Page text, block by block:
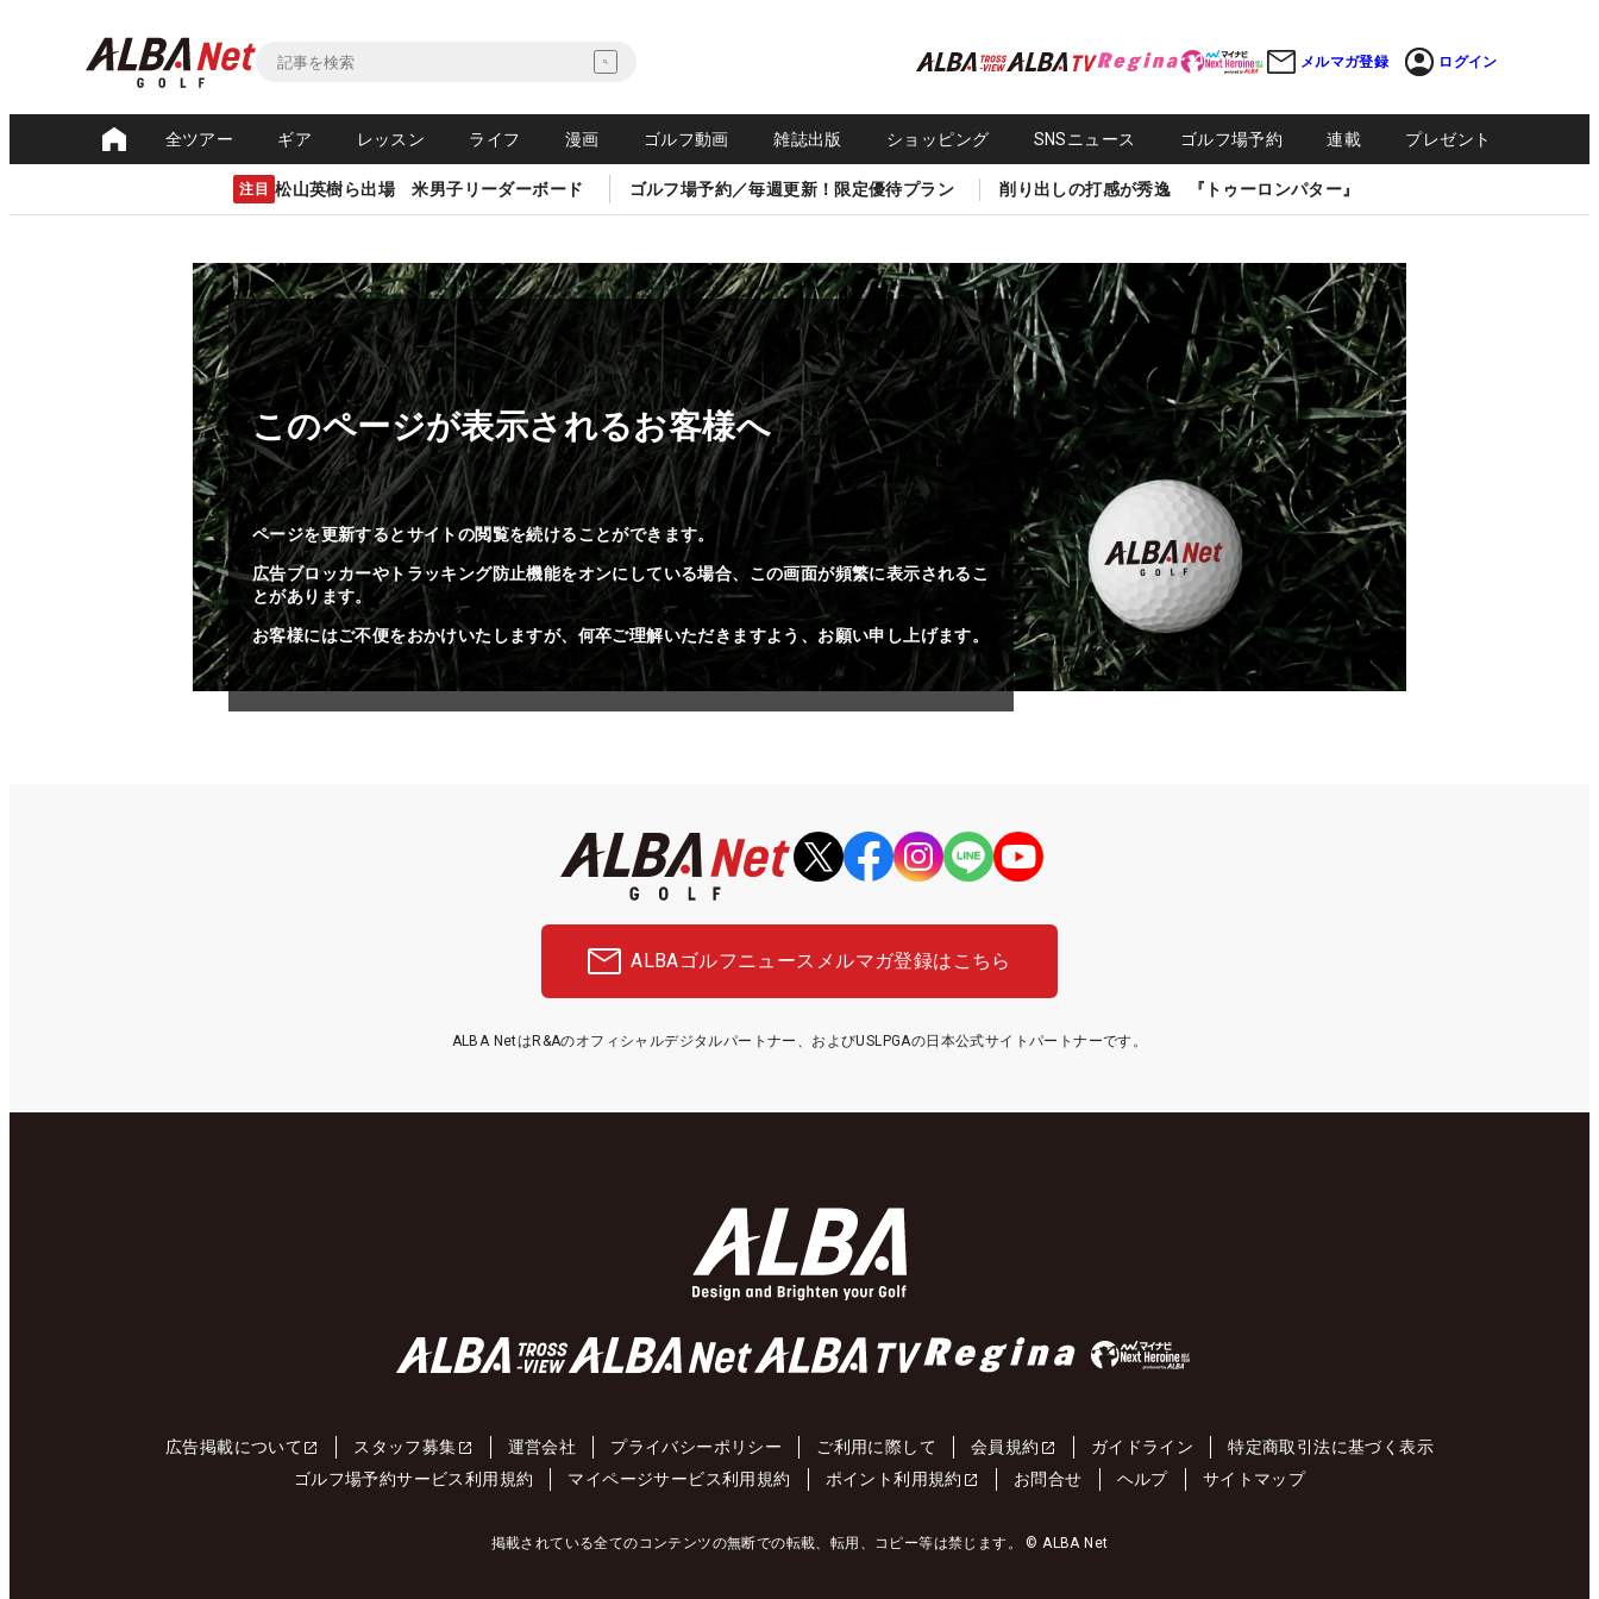
メルマガ登録 ログイン
全ツアー ギア レッスン ライフ 漫画 ゴルフ動画 雑誌出版 ショッピング SNSニュース ゴルフ場予約 連載 プレゼント
注目 松山英樹ら出場 米男子リーダーボード ゴルフ場予約／毎週更新！限定優待プラン 削り出しの打感が秀逸 『トゥーロンパター』
このページが表示されるお客様へ
ページを更新するとサイトの閲覧を続けることができます。
広告ブロッカーやトラッキング防止機能をオンにしている場合、この画面が頻繁に表示されるこ
とがあります。
お客様にはご不便をおかけいたしますが、何卒ご理解いただきますよう、お願い申し上げます。
ALBAゴルフニュース メルマガ登録はこちら
ALBA NetはR&Aのオフィシャルデジタルパートナー、およびUSLPGAの日本公式サイトパートナーです。
広告掲載について スタッフ募集 運営会社 プライバシーポリシー ご利用に際して 会員規約 ガイドライン
特定商取引法に基づく表示
ゴルフ場予約サービス利用規約
マイページサービス利用規約 ポイント利用規約 お問合せ ヘルプ サイトマップ
掲載されている全てのコンテンツの無断での転載、転用、コピー等は禁じます。 © ALBA Net